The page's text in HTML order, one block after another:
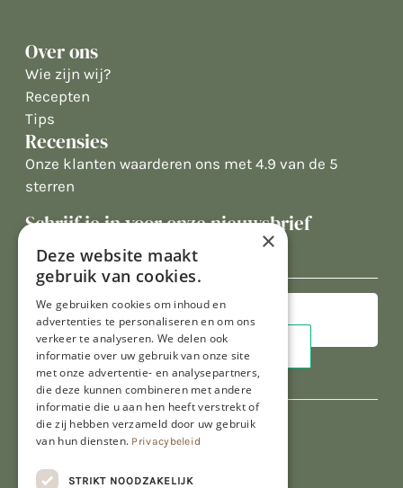
Over ons
Wie zijn wij?
Recepten
Tips
Recensies
Onze klanten waarderen ons met 4.9 van de 5
sterren
Schrijf je in voor onze nieuwsbrief
mailadres
×
Deze website maakt
gebruik van cookies.
We gebruiken cookies om inhoud en
advertenties te personaliseren en om ons
verkeer te analyseren. We delen ook
informatie over uw gebruik van onze site
met onze advertentie- en analysepartners,
die deze kunnen combineren met andere
informatie die u aan hen heeft verstrekt of
die zij hebben verzameld door uw gebruik
van hun diensten. Privacybeleid
STRIKT NOODZAKELIJK